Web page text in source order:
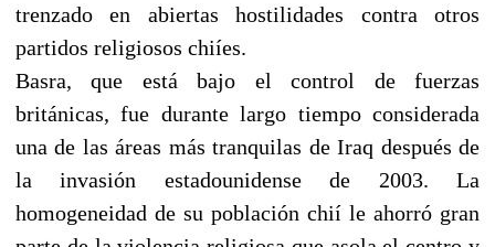
trenzado en abiertas hostilidades contra otros
partidos religiosos chiíes.
Basra, que está bajo el control de fuerzas
británicas, fue durante largo tiempo considerada
una de las áreas más tranquilas de Iraq después de
la invasión estadounidense de 2003. La
homogeneidad de su población chií le ahorró gran